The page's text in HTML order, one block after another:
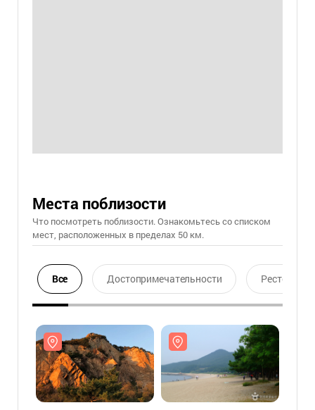
Места поблизости
Что посмотреть поблизости. Ознакомьтесь со списком
мест, расположенных в пределах 50 км.
Все Достопримечательности Ресторан